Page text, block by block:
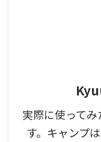
実際に使って
す。キャンプ